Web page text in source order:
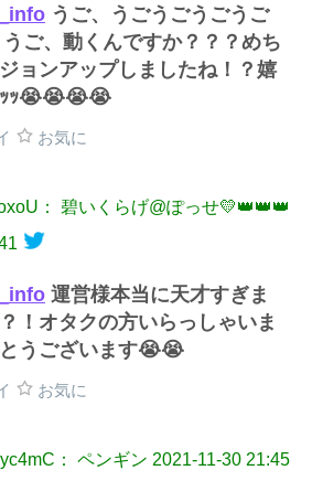
うご、うごうごうごうご
ご、動くんですか？？？めち
ョンアップしましたね！？嬉
ｯｯ😭😭😭😭
お気に
： 碧いくらげ@ぽっせ💛👑👑👑
運営様本当に天才すぎま
！オタクの方いらっしゃいま
うございます😭😭
お気に
： ペンギン 2021-11-30 21:45